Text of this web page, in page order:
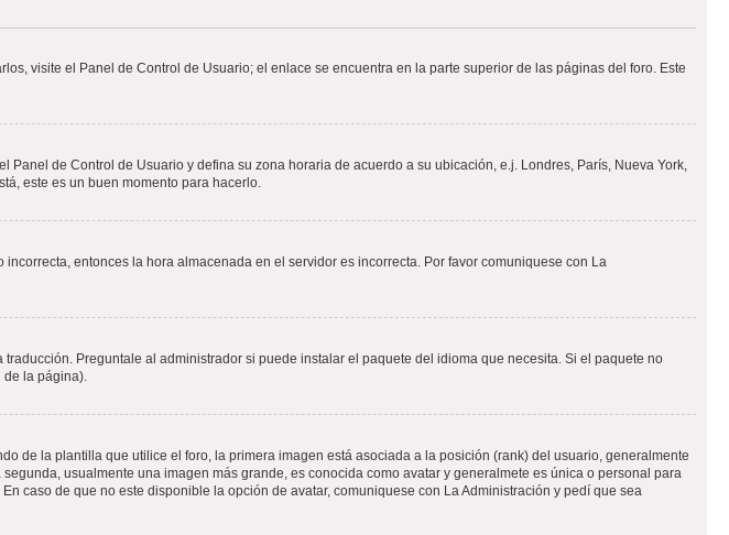
visite el Panel de Control de Usuario; el enlace se encuentra en la parte superior de las páginas del foro. Este
de Control de Usuario y defina su zona horaria de acuerdo a su ubicación, e.j. Londres, París, Nueva York,
este es un buen momento para hacerlo.
entonces la hora almacenada en el servidor es incorrecta. Por favor comuniquese con La
Preguntale al administrador si puede instalar el paquete del idioma que necesita. Si el paquete no
de la página).
de la plantilla que utilice el foro, la primera imagen está asociada a la posición (rank) del usuario, generalmente
usualmente una imagen más grande, es conocida como avatar y generalmete es única o personal para
caso de que no este disponible la opción de avatar, comuniquese con La Administración y pedí que sea